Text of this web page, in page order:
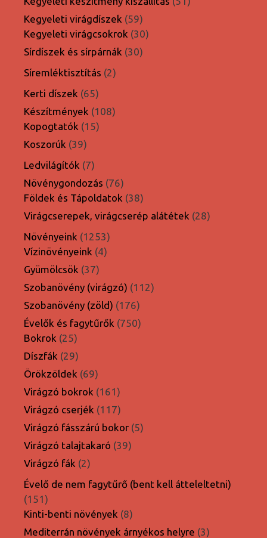
Kegyeleti virágdíszek 5959
termék
Kegyeleti virágcsokrok 3030
Sírdíszek és sírpárnák 3030
Síremléktisztítás 22
Kerti díszek 6565
termék
Készítmények 108108
Kopogtatók 1515
Koszorúk 3939
termék
Ledvilágítók 77
termék
Növénygondozás 7676
termék
Földek és Tápoldatok 3838
termék
Virágcserepek, virágcserép alátétek 2828
Növényeink 12531253
termék
Vízinövényeink 44
Gyümölcsök 3737
termék
Szobanövény (virágzó) 112112
Szobanövény (zöld) 176176
termék
Évelők és fagytűrők 750750
Bokrok 2525
termék
Díszfák 2929
termék
Örökzöldek 6969
termék
Virágzó bokrok 161161
termék
Virágzó cserjék 117117
termék
Virágzó fásszárú bokor 55
Virágzó talajtakaró 3939
Virágzó fák 22
termék
Évelő de nem fagytűrő (bent kell átteleltetni)
151151
termék
Kinti-benti növények 88
termék
Mediterrán növények árnyékos helyre 33